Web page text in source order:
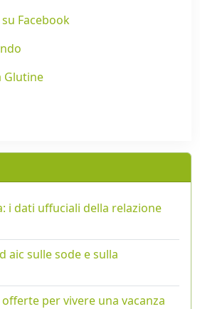
Facebook
Glutine
i dati uffuciali della relazione
aic sulle sode e sulla
per vivere una vacanza